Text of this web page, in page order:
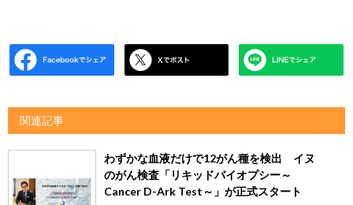
関連記事
わずかな血液だけで12がん種を検出 イヌ
のがん検査「リキッドバイオプシー～
Cancer D-Ark Test～」が正式スタート